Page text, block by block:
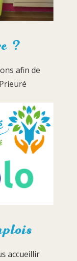
?
afin de
accueillir